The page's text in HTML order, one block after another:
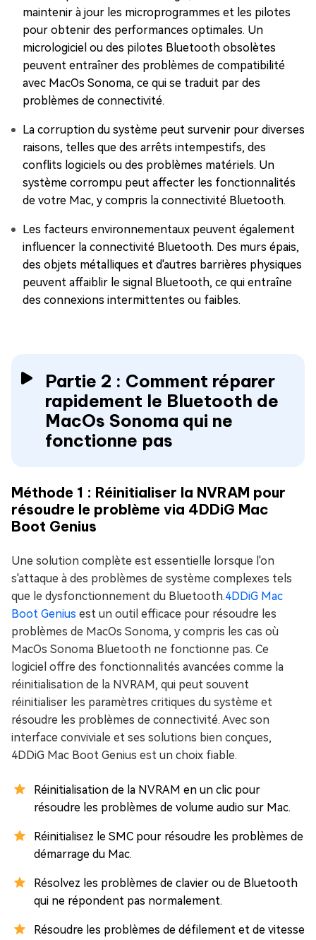
maintenir à jour les microprogrammes et les pilotes
pour obtenir des performances optimales. Un
micrologiciel ou des pilotes Bluetooth obsolètes
peuvent entraîner des problèmes de compatibilité
avec MacOs Sonoma, ce qui se traduit par des
problèmes de connectivité.
La corruption du système peut survenir pour diverses
raisons, telles que des arrêts intempestifs, des
conflits logiciels ou des problèmes matériels. Un
système corrompu peut affecter les fonctionnalités
de votre Mac, y compris la connectivité Bluetooth.
Les facteurs environnementaux peuvent également
influencer la connectivité Bluetooth. Des murs épais,
des objets métalliques et d'autres barrières physiques
peuvent affaiblir le signal Bluetooth, ce qui entraîne
des connexions intermittentes ou faibles.
Partie 2 : Comment réparer
rapidement le Bluetooth de
MacOs Sonoma qui ne
fonctionne pas
Méthode 1 : Réinitialiser la NVRAM pour
résoudre le problème via 4DDiG Mac
Boot Genius
Une solution complète est essentielle lorsque l'on
s'attaque à des problèmes de système complexes tels
que le dysfonctionnement du Bluetooth.4DDiG Mac
Boot Genius est un outil efficace pour résoudre les
problèmes de MacOs Sonoma, y compris les cas où
MacOs Sonoma Bluetooth ne fonctionne pas. Ce
logiciel offre des fonctionnalités avancées comme la
réinitialisation de la NVRAM, qui peut souvent
réinitialiser les paramètres critiques du système et
résoudre les problèmes de connectivité. Avec son
interface conviviale et ses solutions bien conçues,
4DDiG Mac Boot Genius est un choix fiable.
Réinitialisation de la NVRAM en un clic pour
résoudre les problèmes de volume audio sur Mac.
Réinitialisez le SMC pour résoudre les problèmes de
démarrage du Mac.
Résolvez les problèmes de clavier ou de Bluetooth
qui ne répondent pas normalement.
Résoudre les problèmes de défilement et de vitesse